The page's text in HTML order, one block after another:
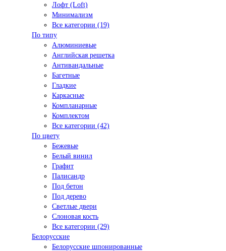
Лофт (Loft)
Минимализм
Все категории (19)
По типу
Алюминиевые
Английская решетка
Антивандальные
Багетные
Гладкие
Каркасные
Компланарные
Комплектом
Все категории (42)
По цвету
Бежевые
Белый винил
Графит
Палисандр
Под бетон
Под дерево
Светлые двери
Слоновая кость
Все категории (29)
Белорусские
Белорусские шпонированные